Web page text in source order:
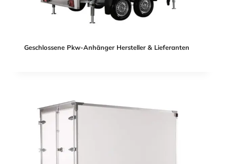
Geschlossene Pkw-Anhänger Hersteller & Lieferanten